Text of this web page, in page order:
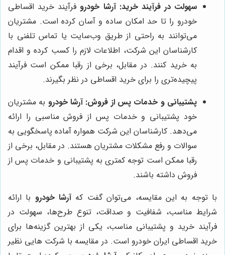
سهولت در فرآیند خرید: آرشا خودروفرآیند خرید اقساطی
خودرو را تا حد امکان ساده و آسان کرده است. مشتریان
می‌توانند به راحتی از طریق وب‌سایت یا تماس تلفنی با
کارشناسان این شرکت، اطلاعات لازم را کسب کرده و اقدام
به خرید کنند. در مقابل، برخی از رقبا ممکن است فرآیند
پیچیده‌تری را برای خرید اقساطی در نظر بگیرند.
پشتیبانی و خدمات پس از فروش: آرشا خودرو به مشتریان
خود پشتیبانی و خدمات پس از فروش مناسبی را ارائه
می‌دهد. کارشناسان این شرکت همواره آماده پاسخگویی به
سوالات و رفع مشکلات مشتریان هستند. در مقابل، برخی از
رقبا ممکن است توجه کمتری به پشتیبانی و خدمات پس از
فروش داشته باشند.
با توجه به این مقایسه، می‌توان گفت کهآرشا خودرو با ارائه
شرایط مناسب، شفافیت و صداقت، تنوع طرح‌ها، سهولت در
فرآیند خرید و پشتیبانی مناسب، یکی از بهترین گزینه‌ها برای
خرید اقساطی ایران خودرو است. در مقایسه با شرکت هایی نظیر